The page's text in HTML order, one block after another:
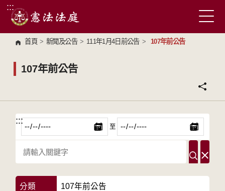
跳到主要內容區塊
:::
首頁 > 新聞及公告 > 111年1月4日前公告 > 107年前公告
107年前公告
:::
:::
至
分類 107年前公告